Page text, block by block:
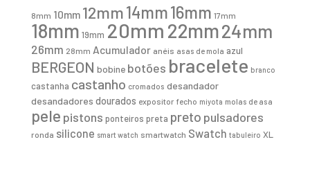
8mm 10mm 12mm14mm16mm 17mm
18mm 19mm 20mm 22mm24mm
26mm 28mm Acumulador anéis asas de mola azul
BERGEON bobine botões bracelete branco
castanha castanho cromados desandador
desandadores dourados expositor fecho miyota molas de asa
pele pistons ponteiros preta preto pulsadores
ronda silicone smart watch smartwatch Swatch tabuleiro XL